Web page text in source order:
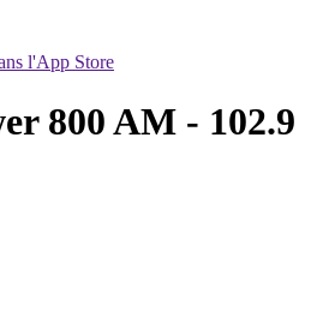
l'App Store
800 AM - 102.9